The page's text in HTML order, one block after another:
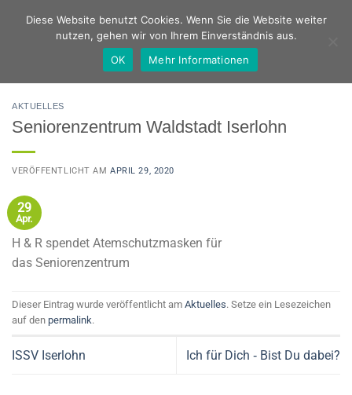
Inhalt
AKTUELLES
Seniorenzentrum Waldstadt Iserlohn
VERÖFFENTLICHT AMAPRIL 29, 2020
29
Apr.
H & R spendet Atemschutzmasken für
das Seniorenzentrum
Dieser Eintrag wurde veröffentlicht am Aktuelles. Setze ein Lesezeichen
auf den permalink.
ISSV Iserlohn Ich für Dich ‐ Bist Du dabei?
Diese Website benutzt Cookies. Wenn Sie die Website weiter
nutzen, gehen wir von Ihrem Einverständnis aus.
OK
Mehr Informationen